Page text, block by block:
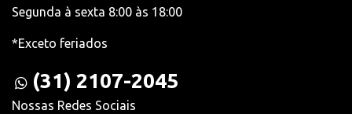
Segunda à sexta 8:00 às 18:00
*Exceto feriados
(31) 2107-2045
Nossas Redes Sociais